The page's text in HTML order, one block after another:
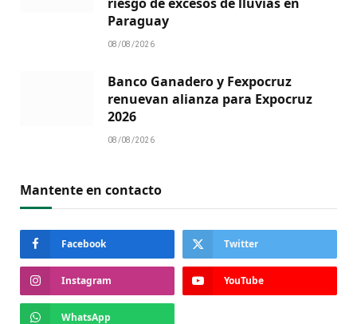
Paraguay
08/08/2026
Banco Ganadero y Fexpocruz
renuevan alianza para Expocruz
2026
08/08/2026
Mantente en contacto
Facebook Twitter
Instagram YouTube
WhatsApp